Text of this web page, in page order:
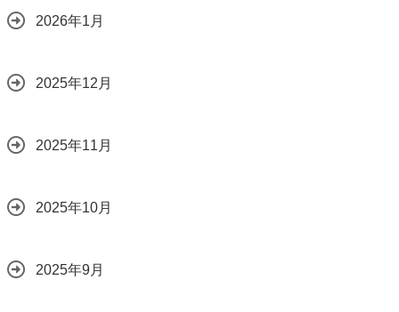
2026年1月
2025年12月
2025年11月
2025年10月
2025年9月